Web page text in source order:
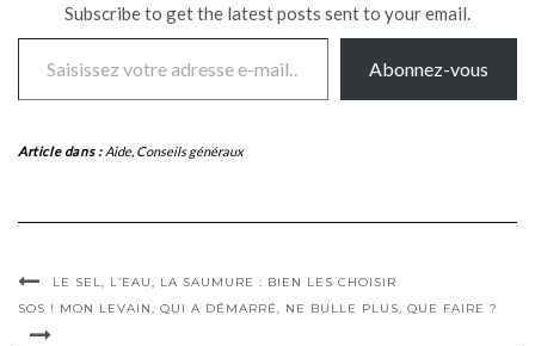
Subscribe to get the latest posts sent to your email.
Saisissez votre adresse e-mail…
Abonnez-vous
Article dans : Aide, Conseils généraux
LE SEL, L’EAU, LA SAUMURE : BIEN LES CHOISIR
SOS ! MON LEVAIN, QUI A DÉMARRÉ, NE BULLE PLUS, QUE FAIRE ?